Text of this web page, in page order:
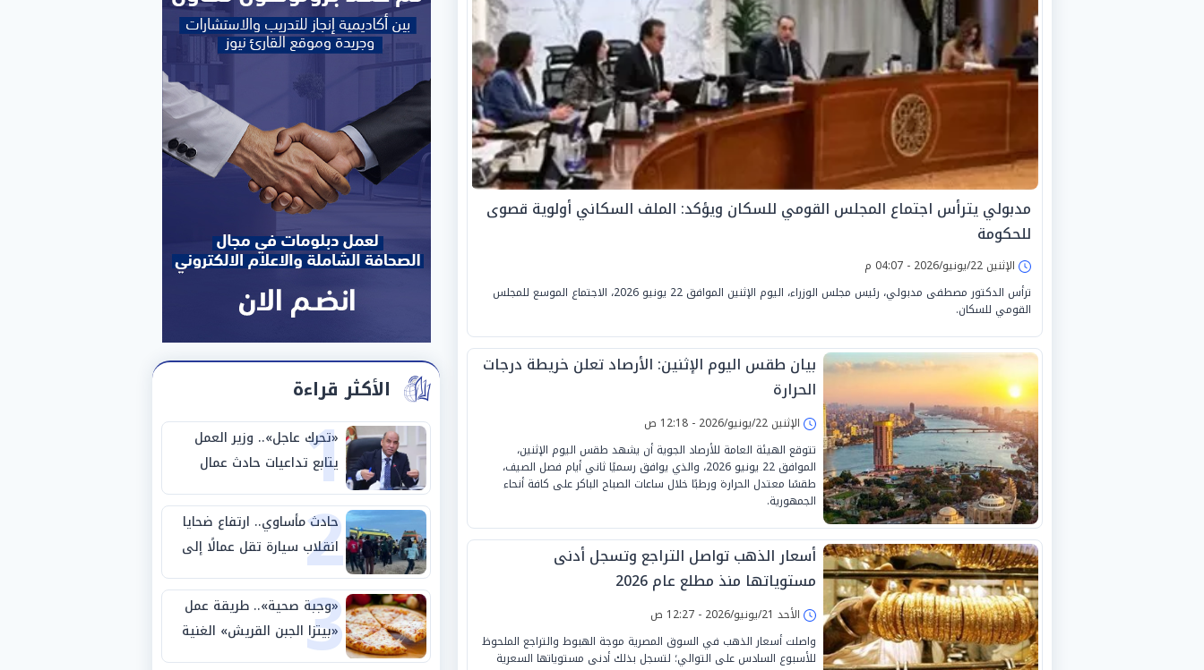
مدبولي يترأس اجتماع المجلس القومي للسكان ويؤكد: الملف السكاني أولوية قصوى
للحكومة
الإثنين 22/يونيو/2026 - 04:07 م
ترأس الدكتور مصطفى مدبولي، رئيس مجلس الوزراء، اليوم الإثنين الموافق 22 يونيو 2026، الاجتماع الموسع للمجلس
القومي للسكان.
بيان طقس اليوم الإثنين: الأرصاد تعلن خريطة درجات
الحرارة
الإثنين 22/يونيو/2026 - 12:18 ص
تتوقع الهيئة العامة للأرصاد الجوية أن يشهد طقس اليوم الإثنين،
الموافق 22 يونيو 2026، والذي يوافق رسميًا ثاني أيام فصل الصيف،
طقسًا معتدل الحرارة ورطبًا خلال ساعات الصباح الباكر على كافة أنحاء
الجمهورية.
أسعار الذهب تواصل التراجع وتسجل أدنى
مستوياتها منذ مطلع عام 2026
الأحد 21/يونيو/2026 - 12:27 ص
واصلت أسعار الذهب في السوق المصرية موجة الهبوط والتراجع الملحوظ
للأسبوع السادس على التوالي؛ لتسجل بذلك أدنى مستوياتها السعرية
الأكثر قراءة
1
«تحرك عاجل».. وزير العمل
يتابع تداعيات حادث عمال
طريق بني سويف الصحراوي
2
حادث مأساوي.. ارتفاع ضحايا
انقلاب سيارة تقل عمالًا إلى
14 شخصًا
3
«وجبة صحية».. طريقة عمل
«بيتزا الجبن القريش» الغنية
بالبروتين